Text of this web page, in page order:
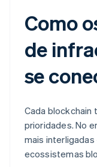
Como
de
se
Cada blockchain
prioridades. No
mais
ecossistemas